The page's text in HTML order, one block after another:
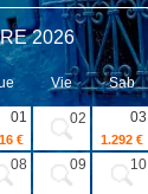
2026
Vie Sab
01
€
02 03
1.292 €
08 09 10